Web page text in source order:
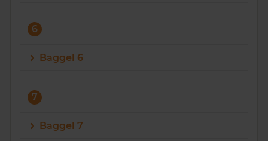
6
Baggel 6
7
Baggel 7